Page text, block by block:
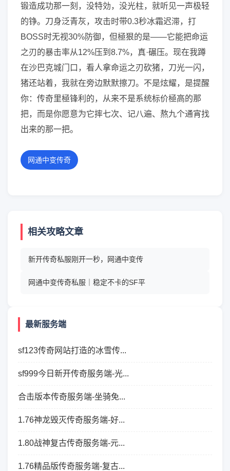
锻造成功那一刻，没特効，没光柱，就听见一声极轻
的铮。刀身泛青灰，攻击时带0.3秒冰霜迟滞，打
BOSS时无视30%防御，但極狠的是——它能把命运
之刃的暴击率从12%压到8.7%，真·碾压。现在我蹲
在沙巴克城门口，看人拿命运之刃砍猪，刀光一闪，
猪还站着，我就在旁边默默擦刀。不是炫耀，是提醒
你：传奇里極锋利的，从来不是系统标价極高的那
把，而是你愿意为它摔七次、记八遍、熬九个通宵找
出来的那一把。
网通中变传奇
相关攻略文章
新开传奇私服刚开一秒，网通中变传
网通中变传奇私服｜稳定不卡的SF平
最新服务端
sf123传奇网站打造的冰雪传...
sf999今日新开传奇服务端-光...
合击版本传奇服务端-坐骑免...
1.76神龙毁灭传奇服务端-好...
1.80战神复古传奇服务端-元...
1.76精品版传奇服务端-复古...